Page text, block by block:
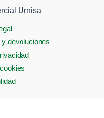
Urnisa
devoluciones